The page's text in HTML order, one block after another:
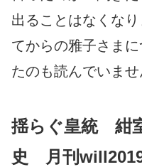
出ることはなくな
てからの雅子さま
たのも読んでいませ
揺らぐ皇統 紺
史 月刊